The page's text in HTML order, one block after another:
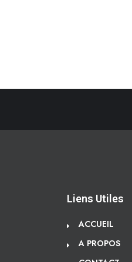
Liens Utiles
ACCUEIL
A PROPOS